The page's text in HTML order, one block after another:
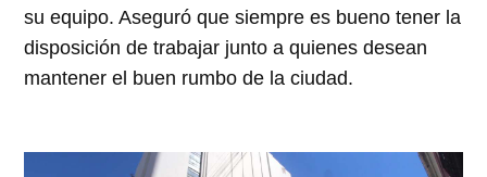
su equipo. Aseguró que siempre es bueno tener la
disposición de trabajar junto a quienes desean
mantener el buen rumbo de la ciudad.